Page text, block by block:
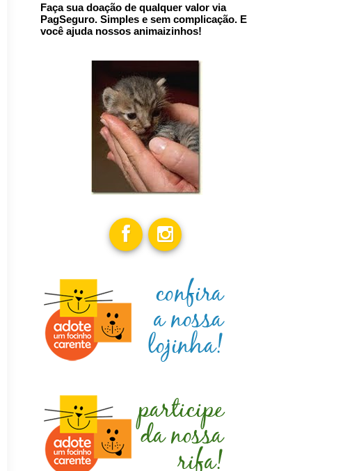
Faça sua doação de qualquer valor via
PagSeguro. Simples e sem complicação. E
você ajuda nossos animaizinhos!